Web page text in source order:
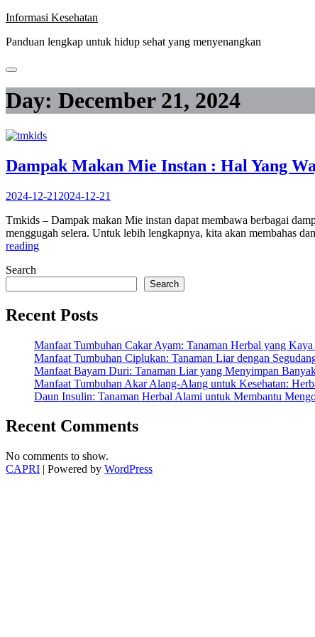
Skip
content
Informasi Kesehatan
Panduan lengkap untuk hidup sehat yang menyenangkan
Day: December 21, 2024
Dampak Makan Mie Instan : Hal Yang
2024-12-21 2024-12-21
Tmkids – Dampak makan Mie instan dapat membawa berbagai
menggugah selera. Untuk lebih lengkapnya, kita akan membahas
reading“Dampak
Hal
Yang
Kamu
Ketahui
!”
Search
Search
Recent Posts
Manfaat Tumbuhan Cakar Ayam: Tanaman Herbal yang
Manfaat Tumbuhan Ciplukan: Tanaman Liar dengan
Manfaat Bayam Duri: Tanaman Liar yang Menyimpan
Manfaat Tumbuhan Akar Alang-Alang untuk Kesehatan:
Daun Insulin: Tanaman Herbal Alami untuk Membantu
Recent Comments
No comments to show.
CAPRI | Powered by WordPress